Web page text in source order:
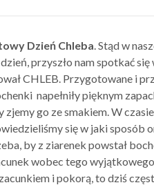
Dzień Chleba . Stąd w
przyszło nam spotkać się
CHLEB. Przygotowane i
napełniły pięknym
go ze smakiem. W
się w jaki sposób
by z ziarenek powstał
wobec tego
i pokorą, to dziś